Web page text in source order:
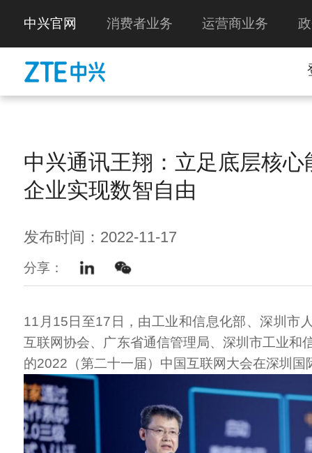
中兴官网 消费者业务 运营商业务
中兴通讯王翔：立足底层核心
企业实现数智自由
发布时间：2022-11-17
分享：
11月15日至17日，由工业和信息化部、深圳市
互联网协会、广东省通信管理局、深圳市工业和
的2022（第二十一届）中国互联网大会在深圳国